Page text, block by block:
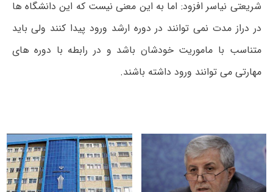
شریعتی نیاسر افزود: اما به این معنی نیست که این دانشگاه ها
در دراز مدت نمی توانند در دوره ارشد ورود پیدا کنند ولی باید
متناسب با ماموریت خودشان باشد و در رابطه با دوره های
مهارتی می توانند ورود داشته باشند.